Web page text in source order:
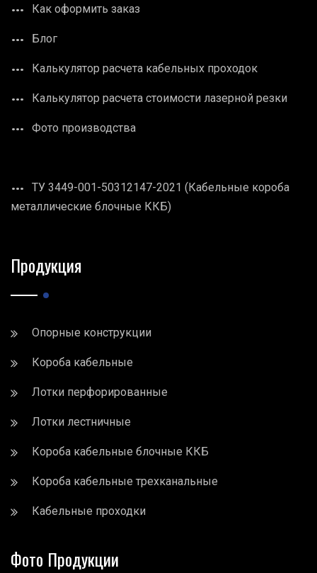
Как оформить заказ
Блог
Калькулятор расчета кабельных проходок
Калькулятор расчета стоимости лазерной резки
Фото производства
ТУ 3449-001-50312147-2021 (Кабельные короба
металлические блочные ККБ)
Продукция
Опорные конструкции
Короба кабельные
Лотки перфорированные
Лотки лестничные
Короба кабельные блочные ККБ
Короба кабельные трехканальные
Кабельные проходки
Фото Продукции